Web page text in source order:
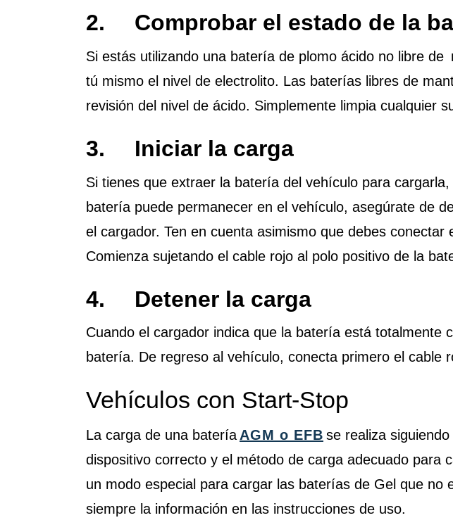
2. Comprobar el estado de la
Si estás utilizando una batería de plomo ácido no libre
tú mismo el nivel de electrolito. Las baterías libres de
revisión del nivel de ácido. Simplemente limpia cualquier
3. Iniciar la carga
Si tienes que extraer la batería del vehículo para
batería puede permanecer en el vehículo, asegúrate de
el cargador. Ten en cuenta asimismo que debes
Comienza sujetando el cable rojo al polo positivo de la
4. Detener la carga
Cuando el cargador indica que la batería está
batería. De regreso al vehículo, conecta primero el cable
Vehículos con Start-Stop
La carga de una batería AGM o EFB se realiza
dispositivo correcto y el método de carga adecuado
un modo especial para cargar las baterías de Gel que
siempre la información en las instrucciones de uso.